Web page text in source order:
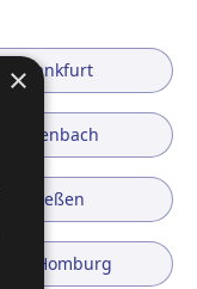
Frankfurt
Offenbach
Gießen
Bad Homburg
×